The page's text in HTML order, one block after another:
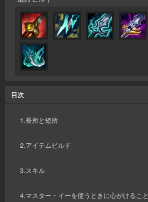
目次
1.長所と短所
2.アイテムビルド
3.スキル
4.マスター・イーを使うときに心がけること